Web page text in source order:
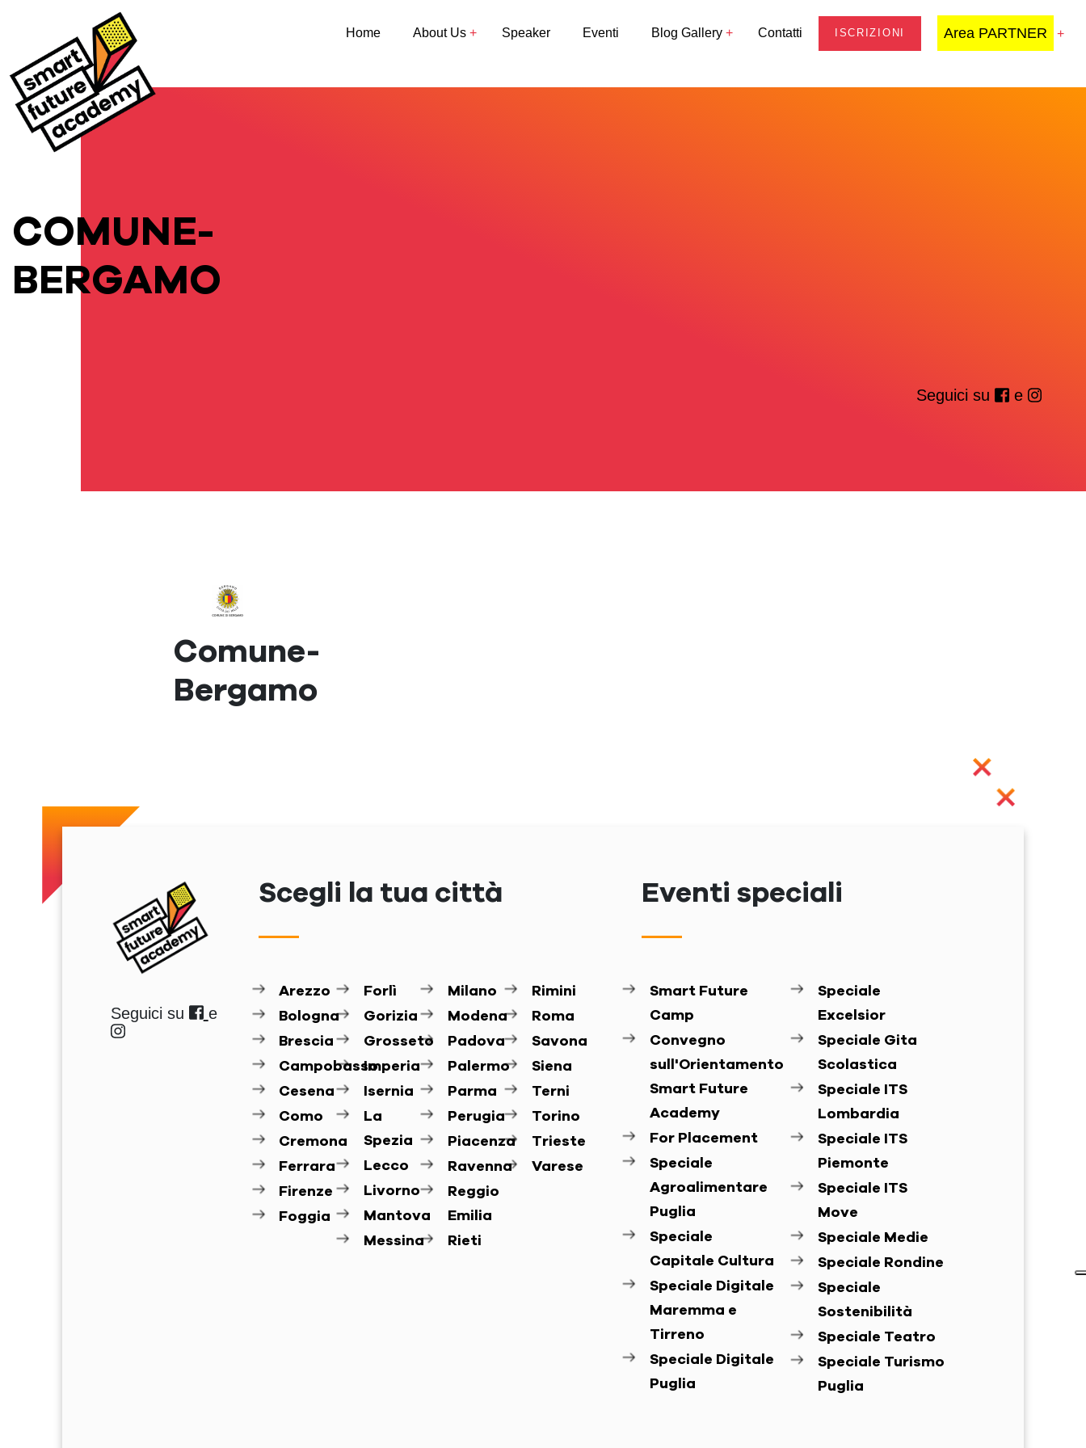
Home About Us Speaker Eventi Blog Gallery Contatti ISCRIZIONI Area PARTNER
COMUNE-
BERGAMO
Seguici su e
Comune-
Bergamo
Seguici su e
Scegli la tua città
Arezzo
Bologna
Brescia
Campobasso
Cesena
Como
Cremona
Ferrara
Firenze
Foggia
Forlì
Gorizia
Grosseto
Imperia
Isernia
La
Spezia
Lecco
Livorno
Mantova
Messina
Milano
Modena
Padova
Palermo
Parma
Perugia
Piacenza
Ravenna
Reggio
Emilia
Rieti
Rimini
Roma
Savona
Siena
Terni
Torino
Trieste
Varese
Eventi speciali
Smart Future
Camp
Convegno
sull'Orientamento
Smart Future
Academy
For Placement
Speciale
Agroalimentare
Puglia
Speciale
Capitale Cultura
Speciale Digitale
Maremma e
Tirreno
Speciale Digitale
Puglia
Speciale
Excelsior
Speciale Gita
Scolastica
Speciale ITS
Lombardia
Speciale ITS
Piemonte
Speciale ITS
Move
Speciale Medie
Speciale Rondine
Speciale
Sostenibilità
Speciale Teatro
Speciale Turismo
Puglia